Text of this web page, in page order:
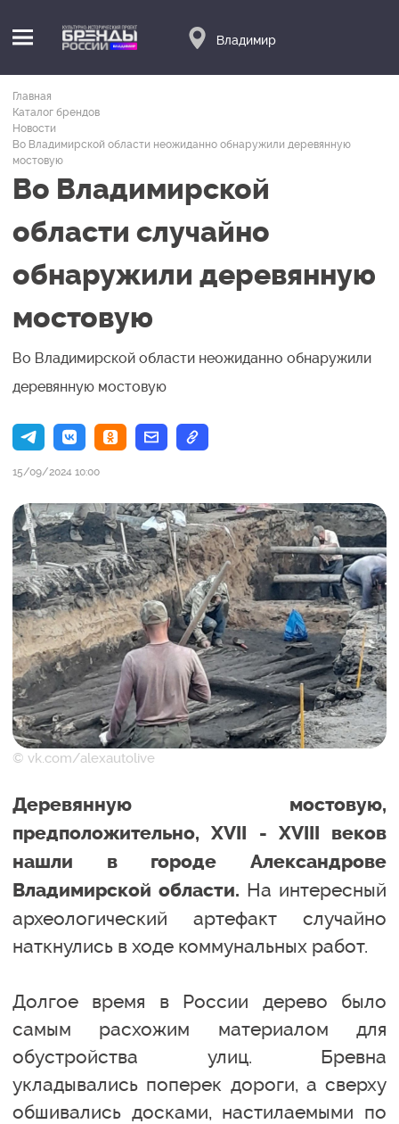
Владимир
Главная
Каталог брендов
Новости
Во Владимирской области неожиданно обнаружили деревянную
мостовую
Во Владимирской
области случайно
обнаружили деревянную
мостовую
Во Владимирской области неожиданно обнаружили
деревянную мостовую
15/09/2024 10:00
© vk.com/alexautolive
Деревянную мостовую,
предположительно, XVII - XVIII веков
нашли в городе Александрове
Владимирской области. На интересный
археологический артефакт случайно
наткнулись в ходе коммунальных работ.
Долгое время в России дерево было
самым расхожим материалом для
обустройства улиц. Бревна
укладывались поперек дороги, а сверху
обшивались досками, настилаемыми по